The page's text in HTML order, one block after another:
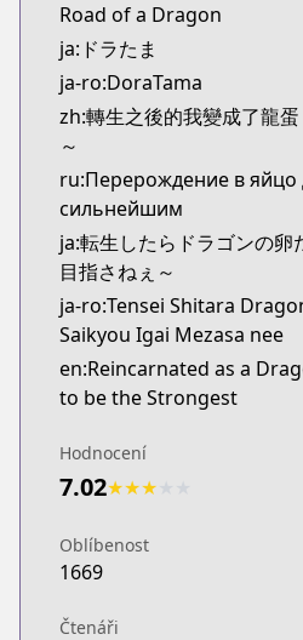
Road of a Dragon
ja:ドラたま
ja-ro:DoraTama
zh:轉生之後的我變成了龍
～
ru:Перерождение в яйцо
сильнейшим
ja:転生したらドラゴンの
目指さねぇ～
ja-ro:Tensei Shitara
Saikyou Igai Mezasa nee
en:Reincarnated as a
to be the Strongest
Hodnocení
7.02★★★
Oblíbenost
1669
Čtenáři